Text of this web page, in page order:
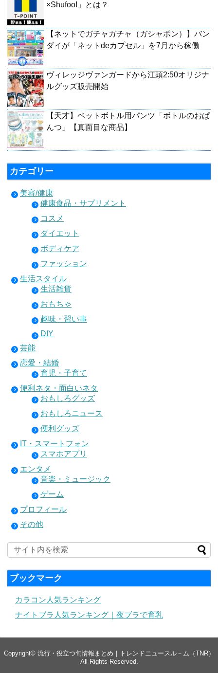
×Shufoo!」とは？
【ネットでガチャガチャ（ガシャポン）】バン
ダイが「ネットdeカプセル」を7月から稼働
ヴィレッジヴァンガードから江頭2:50オリジナ
ルグッズ販売開始
【天才】ペットボトル用パンツ「ボトルのおぱ
んつ」【真面目な商品】
カテゴリー
美容/健康
健康食品・サプリメント
コスメ
ダイエット
ボディケア
ファッション
生活スタイル
生活雑貨
おもちゃ
趣味・習い事
DIY
芸能
恋愛・結婚
育児・子育て
便利ネタ・面白いネタ
おもしろグッズ
おもしろニュース
便利グッズ
IT・スマートフォン
スマホアプリ
エンタメ
音楽・ミュージック
ゲーム
プロフィール
その他
ブックマーク
カラコン人気ランキング
ナイトブラ人気ランキング｜夜ブラで育乳
Copyright© 流行・役立つ旬情報まとめ｜トレンドニュースル－ム（TNR）
All Rights Reserved.